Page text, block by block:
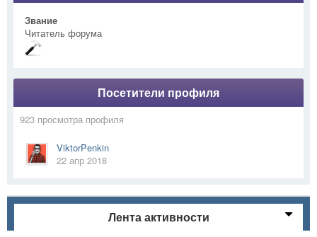
Звание
Читатель форума
Посетители профиля
923 просмотра профиля
ViktorPenkin
22 апр 2018
Лента активности